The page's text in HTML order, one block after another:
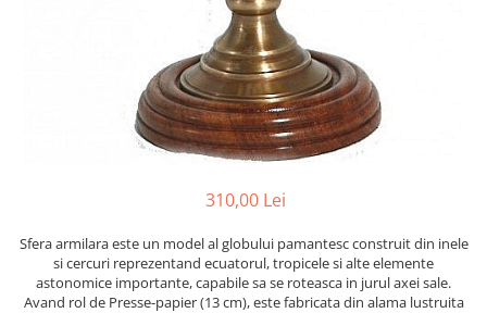
Barci, vapoare, ambarcatiuni
Decoratiuni care se agata
310,00 Lei
Sfera armilara este un model al globului pamantesc construit din inele
si cercuri reprezentand ecuatorul, tropicele si alte elemente
astonomice importante, capabile sa se roteasca in jurul axei sale.
Avand rol de Presse-papier (13 cm), este fabricata din alama lustruita